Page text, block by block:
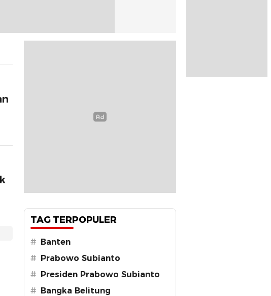
TAG TERPOPULER
# Banten
# Prabowo Subianto
# Presiden Prabowo Subianto
# Bangka Belitung